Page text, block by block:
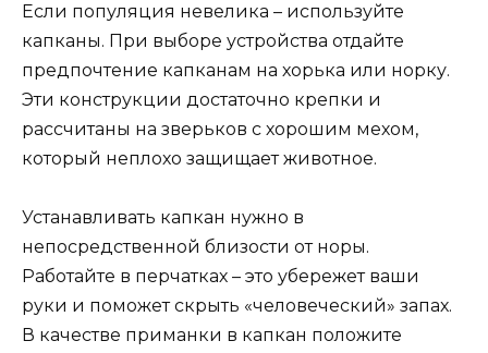
Если популяция невелика – используйте
капканы. При выборе устройства отдайте
предпочтение капканам на хорька или норку.
Эти конструкции достаточно крепки и
рассчитаны на зверьков с хорошим мехом,
который неплохо защищает животное.
Устанавливать капкан нужно в
непосредственной близости от норы.
Работайте в перчатках – это убережет ваши
руки и поможет скрыть «человеческий» запах.
В качестве приманки в капкан положите